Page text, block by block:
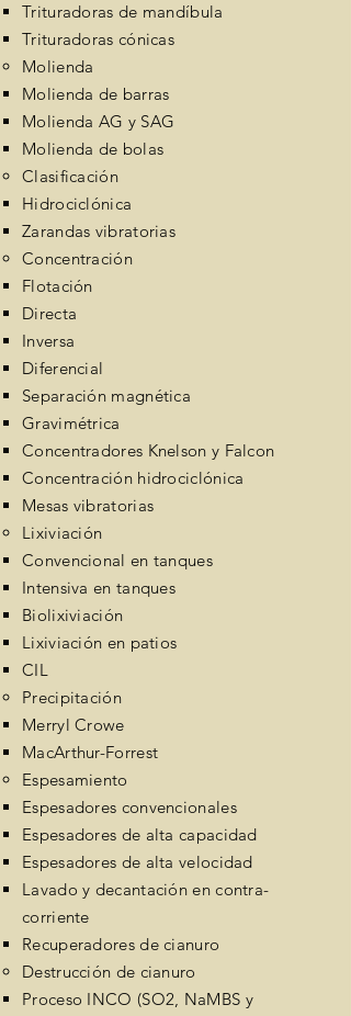
Trituradoras de mandíbula
Trituradoras cónicas
Molienda
Molienda de barras
Molienda AG y SAG
Molienda de bolas
Clasificación
Hidrociclónica
Zarandas vibratorias
Concentración
Flotación
Directa​
Inversa
Diferencial
Separación magnética
Gravimétrica
Concentradores Knelson y Falcon
Concentración hidrociclónica
Mesas vibratorias
Lixiviación
Convencional en tanques​
Intensiva en tanques
Biolixiviación
Lixiviación en patios
CIL
Precipitación
Merryl Crowe​
MacArthur-Forrest
Espesamiento
Espesadores convencionales​
Espesadores de alta capacidad
Espesadores de alta velocidad
Lavado y decantación en contra-
corriente
Recuperadores de cianuro
Destrucción de cianuro
Proceso INCO​ (SO2, NaMBS y